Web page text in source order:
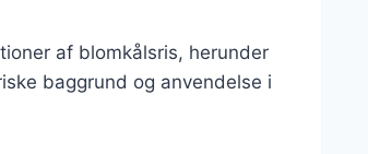
af blomkålsris, herunder
baggrund og anvendelse i